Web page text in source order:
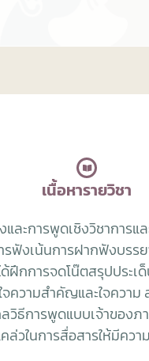
เนื้อหารายวิชา
ละการพูดเชิงวิชาการแ
รฟังเน้นการฝากฟังบรรย
ฝึกการจดโน๊ตสรุปประเ
จความสำคัญและใจควา
วิธีการพูดแบบเจ้าของภ
วในการสื่อสารให้มีควา